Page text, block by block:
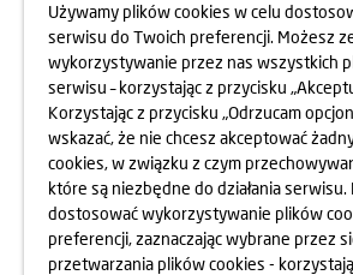
22.07.2024
TURNUS DLA RODZIN
ZASTĘPCZYCH
Używamy plików cookies w celu
serwisu do Twoich preferencji. Możesz
wykorzystywanie przez nas wszystkich
serwisu – korzystając z przycisku
Korzystając z przycisku „Odrzucam
wskazać, że nie chcesz akceptować
cookies, w związku z czym
które są niezbędne do działania serwisu.
dostosować wykorzystywanie plików
preferencji, zaznaczając wybrane przez
przetwarzania plików cookies -